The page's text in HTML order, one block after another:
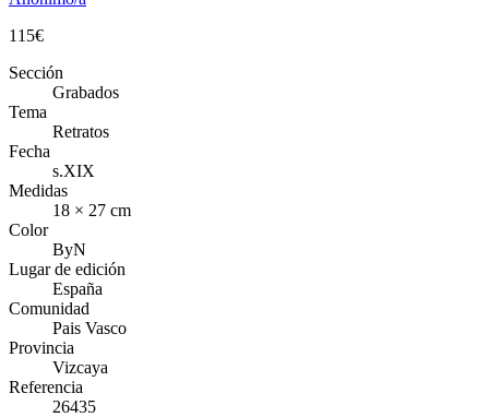
115€
Sección
Grabados
Tema
Retratos
Fecha
s.XIX
Medidas
18 × 27 cm
Color
ByN
Lugar de edición
España
Comunidad
Pais Vasco
Provincia
Vizcaya
Referencia
26435